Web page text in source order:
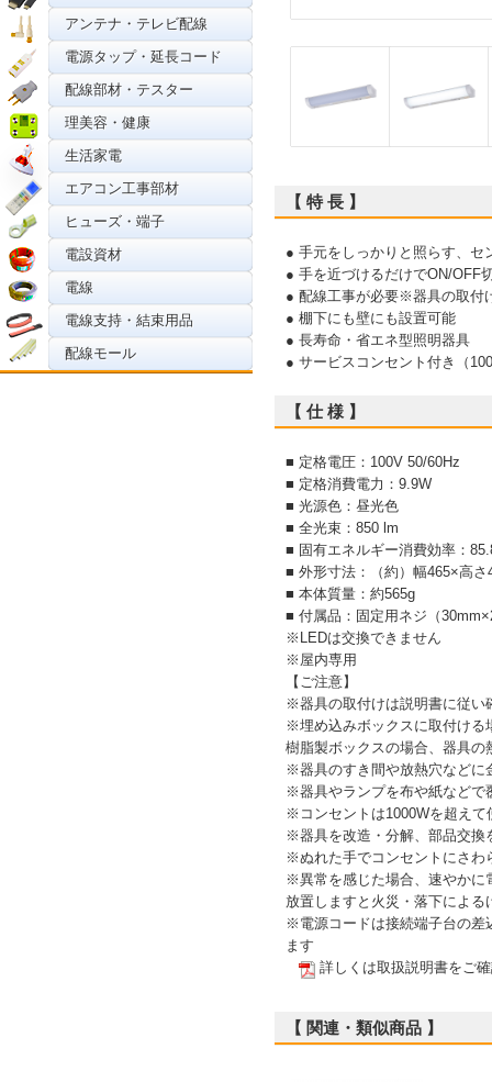
アンテナ・テレビ配線
電源タップ・延長コード
配線部材・テスター
理美容・健康
生活家電
エアコン工事部材
ヒューズ・端子
電設資材
電線
電線支持・結束用品
配線モール
【 特 長 】
● 手元をしっかりと照らす、セ
● 手を近づけるだけでON/OFF
● 配線工事が必要※器具の取付
● 棚下にも壁にも設置可能
● 長寿命・省エネ型照明器具
● サービスコンセント付き（
【 仕 様 】
■ 定格電圧：100V 50/60Hz
■ 定格消費電力：9.9W
■ 光源色：昼光色
■ 全光束：850 lm
■ 固有エネルギー消費効率：
■ 外形寸法：（約）幅465×高
■ 本体質量：約565g
■ 付属品：固定用ネジ（
※LEDは交換できません
※屋内専用
【ご注意】
※器具の取付けは説明書に従い
※埋め込みボックスに取付ける
樹脂製ボックスの場合、器具
※器具のすき間や放熱穴などに
※器具やランプを布や紙などで
※コンセントは1000Wを超えて
※器具を改造・分解、部品交換
※ぬれた手でコンセントにさわ
※異常を感じた場合、速やかに
放置しますと火災・落下によ
※電源コードは接続端子台の差
ます
詳しくは取扱説明書をご
【 関連・類似商品 】